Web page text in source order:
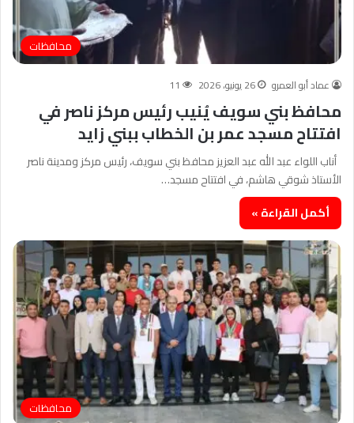
محافظات
عماد أبو العمرو 26 يونيو، 2026 11
محافظ بني سويف يُنيب رئيس مركز ناصر في
افتتاح مسجد عمر بن الخطاب ببني زايد
أناب اللواء عبد الله عبد العزيز محافظ بني سويف، رئيس مركز ومدينة ناصر
الأستاذ شوقي هاشم، في افتتاح مسجد…
أكمل القراءة »
محافظات